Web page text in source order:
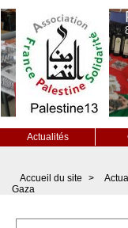
Actualités
Accueil du site >
Gaza